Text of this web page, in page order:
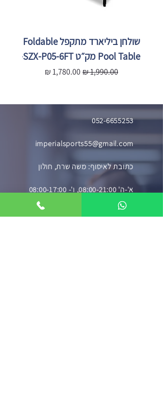
שולחן ביליארד מתקפל Foldable
Pool Table מק״ט SZX-P05-6FT
מחיר רגיל מחיר מבצע
P05-
052-6655253
imperialsports55@gmail.com
כתובת לאיסוף: משה שרת, חולון
א'-ה' 08:00-21:00, ו'- 08:00-17:00
דברו איתנו